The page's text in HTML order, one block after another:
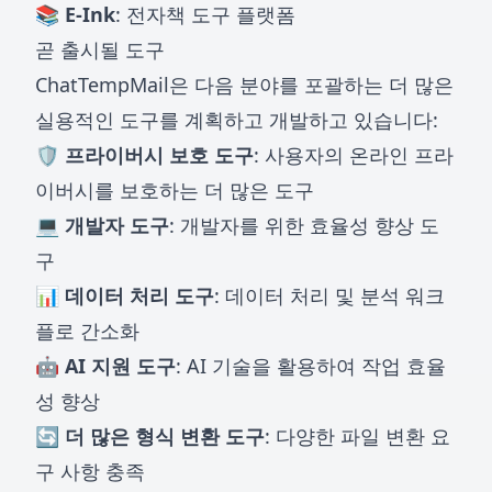
📚 E-Ink: 전자책 도구 플랫폼
곧 출시될 도구
ChatTempMail은 다음 분야를 포괄하는 더 많은
실용적인 도구를 계획하고 개발하고 있습니다:
🛡️ 프라이버시 보호 도구: 사용자의 온라인 프라
이버시를 보호하는 더 많은 도구
💻 개발자 도구: 개발자를 위한 효율성 향상 도
구
📊 데이터 처리 도구: 데이터 처리 및 분석 워크
플로 간소화
🤖 AI 지원 도구: AI 기술을 활용하여 작업 효율
성 향상
🔄 더 많은 형식 변환 도구: 다양한 파일 변환 요
구 사항 충족